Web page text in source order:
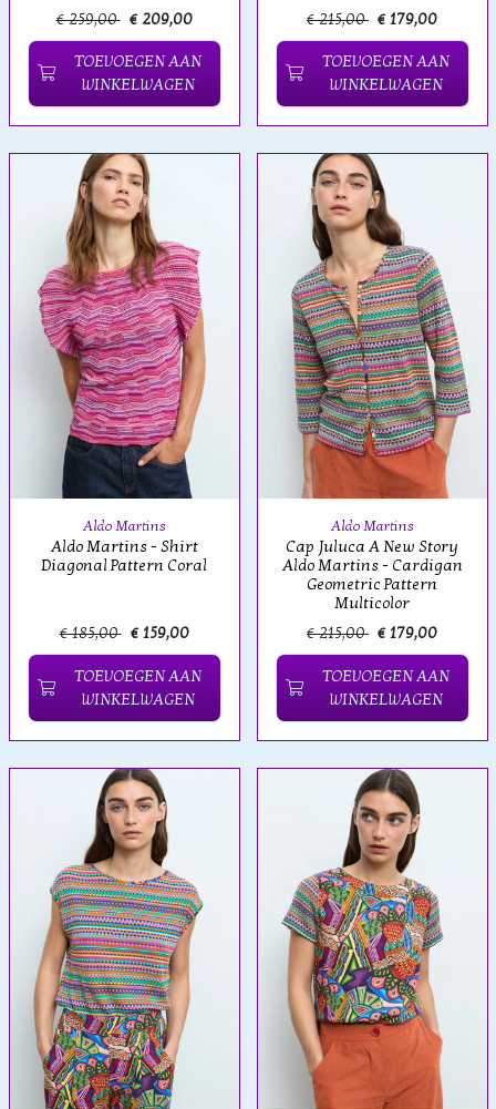
€ 259,00 € 209,00
TOEVOEGEN AAN
WINKELWAGEN
€ 215,00 € 179,00
TOEVOEGEN AAN
WINKELWAGEN
Aldo Martins
Aldo Martins - Shirt
Diagonal Pattern Coral
€ 185,00 € 159,00
TOEVOEGEN AAN
WINKELWAGEN
Aldo Martins
Cap Juluca A New Story
Aldo Martins - Cardigan
Geometric Pattern
Multicolor
€ 215,00 € 179,00
TOEVOEGEN AAN
WINKELWAGEN